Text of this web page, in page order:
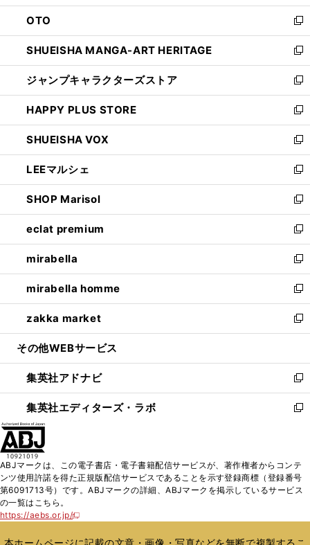
ウ
で
開
く
ン
ド
ウ
で
開
く
OTO
新
し
い
ウ
ィ
ン
ド
ウ
で
開
く
SHUEISHA MANGA-ART HERITAGE
新
し
い
ウ
ィ
ン
ド
ウ
で
開
く
ジャンプキャラクターズストア
新
し
い
ウ
ィ
ン
ド
ウ
で
開
く
HAPPY PLUS STORE
新
し
い
ウ
ィ
ン
ド
ウ
で
開
く
SHUEISHA VOX
新
し
い
ウ
ィ
ン
ド
ウ
で
開
く
LEEマルシェ
新
し
い
ウ
ィ
ン
ド
ウ
で
開
く
SHOP Marisol
新
し
い
ウ
ィ
ン
ド
ウ
で
開
eclat premium
新
し
い
ウ
ィ
ン
ド
ウ
開
く
mirabella
新
し
い
ウ
ィ
ン
ウ
で
開
く
mirabella homme
新
し
い
ウ
ン
ド
ウ
で
zakka market
新
し
ウ
ィ
ン
ド
く
その他WEBサービス
集英社アドナビ
新
し
い
ド
ウ
で
集英社エディターズ・ラボ
新
ィ
ン
ド
開
ABJマークは、この電子書店・電子書籍配信サービスが、著作権者からコンテ
ンツ使用許諾を得た正規版配信サービスであることを示す登録商標（登録番号
第6091713号）です。ABJマークの詳細、ABJマークを掲示しているサービス
の一覧はこちら。
https://aebs.or.jp/
新
い